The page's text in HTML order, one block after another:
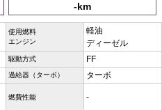
-km
使用燃料
エンジン
軽油
ディーゼル
駆動方式 FF
過給器（ターボ） ターボ
燃費性能 -